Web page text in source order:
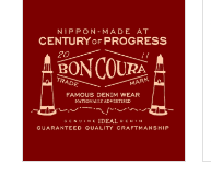
meeting_room ログイン